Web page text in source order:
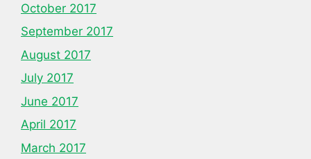
October 2017
September 2017
August 2017
July 2017
June 2017
April 2017
March 2017